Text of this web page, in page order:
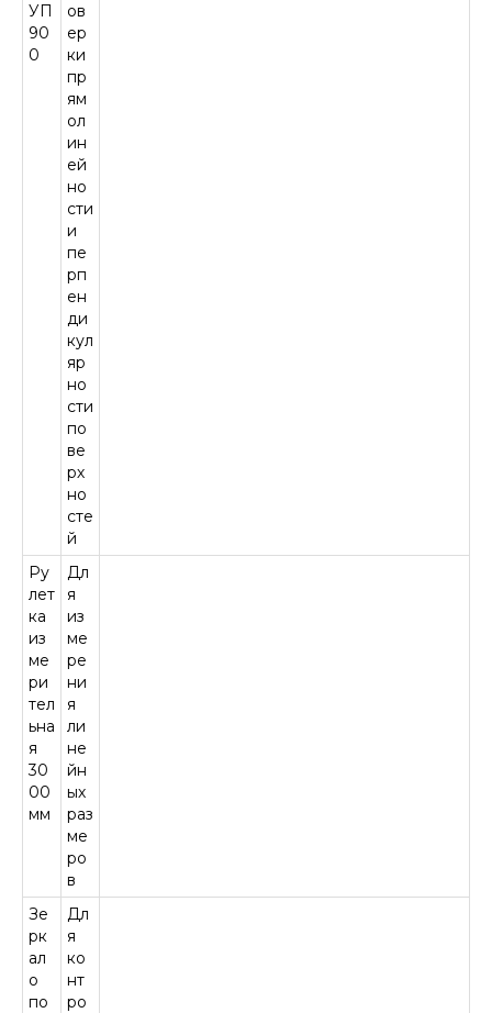
УП
90
0
ов
ер
ки
пр
ям
ол
ин
ей
но
сти
и
пе
рп
ен
ди
кул
яр
но
сти
по
ве
рх
но
сте
й
Ру
лет
ка
из
ме
ри
тел
ьна
я
30
00
мм
Дл
я
из
ме
ре
ни
я
ли
не
йн
ых
раз
ме
ро
в
Зе
рк
ал
о
по
Дл
я
ко
нт
ро
ЕСТЬ ВОПРОСЫ?
СВЯЖИТЕСЬ С НАМИ
Отправляя форму, вы даёте
Согласие на обработку
Ваших персональных данных
принимаете
соглашение
Выражаю
рассылки с полезными
материалами, новостями, с
политикой рассылки
ознакомлен(а)
ОСТАВИТЬ ЗАЯВКУ
Мы перезвоним вам в
ближайшее время.